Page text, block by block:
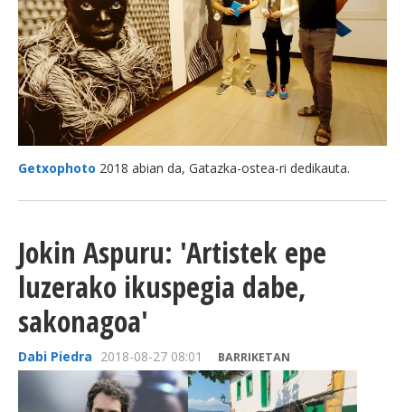
Getxophoto 2018 abian da, Gatazka-ostea-ri dedikauta.
Jokin Aspuru: 'Artistek epe
luzerako ikuspegia dabe,
sakonagoa'
Dabi Piedra 2018-08-27 08:01 BARRIKETAN